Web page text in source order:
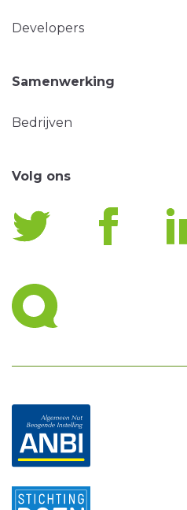
Developers
Samenwerking
Bedrijven
Volg ons